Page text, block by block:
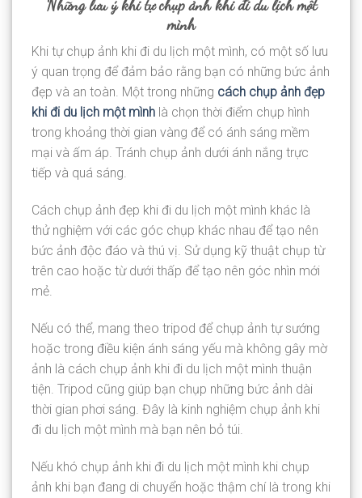
Những lưu ý khi tự chụp ảnh khi đi du lịch một
mình
Khi tự chụp ảnh khi đi du lịch một mình, có một số lưu
ý quan trọng để đảm bảo rằng bạn có những bức ảnh
đẹp và an toàn. Một trong những cách chụp ảnh đẹp
khi đi du lịch một mình là chọn thời điểm chụp hình
trong khoảng thời gian vàng để có ánh sáng mềm
mại và ấm áp. Tránh chụp ảnh dưới ánh nắng trực
tiếp và quá sáng.
Cách chụp ảnh đẹp khi đi du lịch một mình khác là
thử nghiệm với các góc chụp khác nhau để tạo nên
bức ảnh độc đáo và thú vị. Sử dụng kỹ thuật chụp từ
trên cao hoặc từ dưới thấp để tạo nên góc nhìn mới
mẻ.
Nếu có thể, mang theo tripod để chụp ảnh tự sướng
hoặc trong điều kiện ánh sáng yếu mà không gây mờ
ảnh là cách chụp ảnh khi đi du lịch một mình thuận
tiện. Tripod cũng giúp bạn chụp những bức ảnh dài
thời gian phơi sáng. Đây là kinh nghiệm chụp ảnh khi
đi du lịch một mình mà bạn nên bỏ túi.
Nếu khó chụp ảnh khi đi du lịch một mình khi chụp
ảnh khi bạn đang di chuyển hoặc thậm chí là trong khi